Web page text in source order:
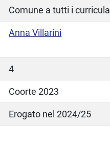
Comune a tutti i curricula
Anna Villarini
4
Coorte 2023
Erogato nel 2024/25